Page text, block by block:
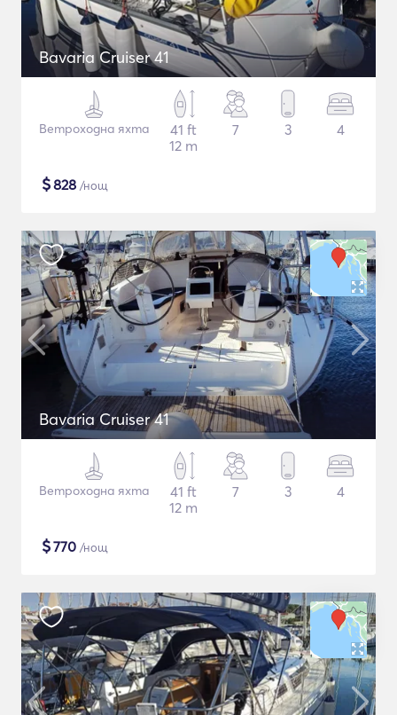
Bavaria Cruiser 41
Ветроходна яхта
41 ft
12 m
7 3 4
$828 /нощ
Bavaria Cruiser 41
Ветроходна яхта
41 ft
12 m
7 3 4
$770 /нощ